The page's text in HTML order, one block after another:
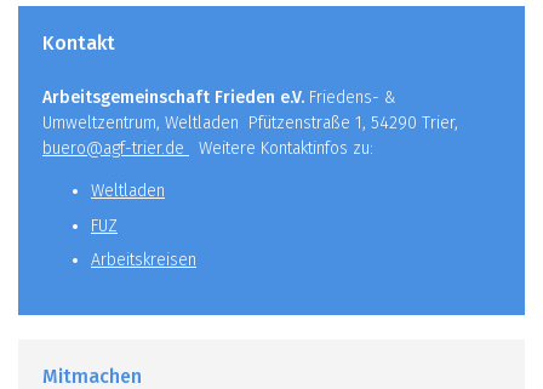
Kontakt
Arbeitsgemeinschaft Frieden e.V. Friedens- &
Umweltzentrum, Weltladen Pfützenstraße 1, 54290 Trier,
buero@agf-trier.de
Weitere Kontaktinfos zu:
Weltladen
FUZ
Arbeitskreisen
Mitmachen